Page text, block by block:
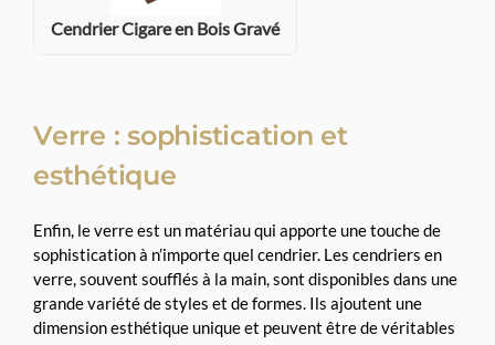
Cendrier Cigare en Bois Gravé
Verre : sophistication et
esthétique
Enfin, le verre est un matériau qui apporte une touche de
sophistication à n’importe quel cendrier. Les cendriers en
verre, souvent soufflés à la main, sont disponibles dans une
grande variété de styles et de formes. Ils ajoutent une
dimension esthétique unique et peuvent être de véritables